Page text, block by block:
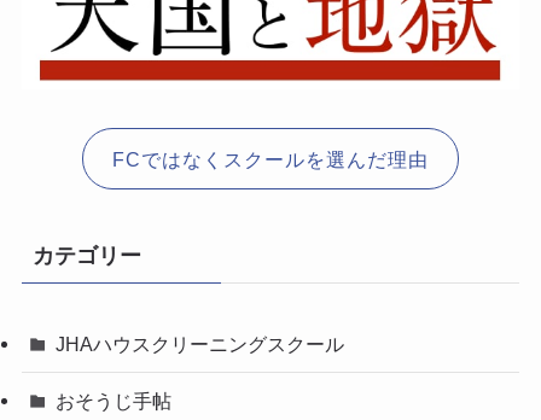
FCではなくスクールを選んだ理由
カテゴリー
JHAハウスクリーニングスクール
おそうじ手帖